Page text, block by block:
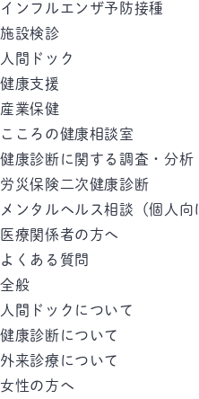
インフルエンザ予防接種
施設検診
人間ドック
健康支援
産業保健
こころの健康相談室
健康診断に関する調査・分析
労災保険二次健康診断
メンタルヘルス相談（個人向
医療関係者の方へ
よくある質問
全般
人間ドックについて
健康診断について
外来診療について
女性の方へ